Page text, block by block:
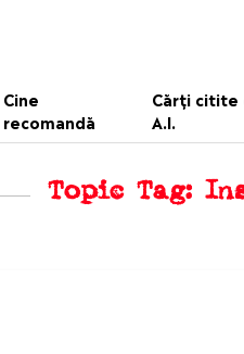
Cine
recomandă
Cărți citite
A.I.
Topic Tag: